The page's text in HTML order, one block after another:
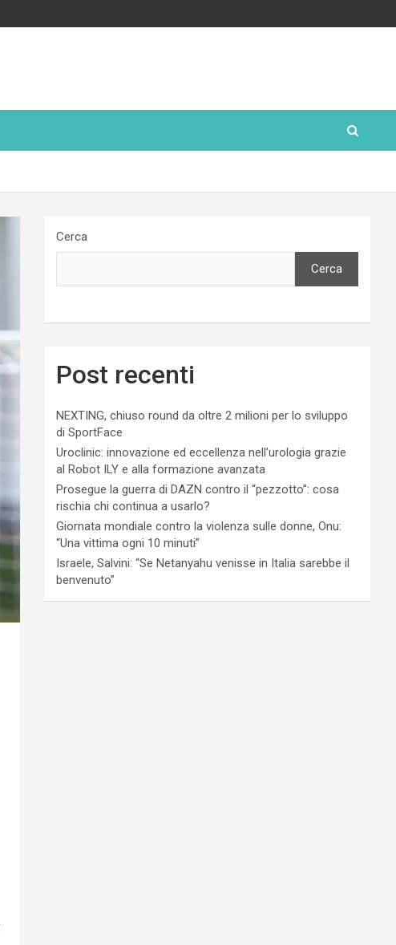
Cerca
Cerca
Post recenti
NEXTING, chiuso round da oltre 2 milioni per lo sviluppo
di SportFace
Uroclinic: innovazione ed eccellenza nell’urologia grazie
al Robot ILY e alla formazione avanzata
Prosegue la guerra di DAZN contro il “pezzotto”: cosa
rischia chi continua a usarlo?
Giornata mondiale contro la violenza sulle donne, Onu:
“Una vittima ogni 10 minuti”
Israele, Salvini: “Se Netanyahu venisse in Italia sarebbe il
benvenuto”